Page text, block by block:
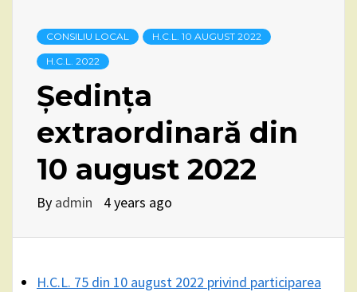
CONSILIU LOCAL H.C.L. 10 AUGUST 2022
H.C.L. 2022
Ședința
extraordinară din
10 august 2022
By admin 4 years ago
H.C.L. 75 din 10 august 2022 privind participarea